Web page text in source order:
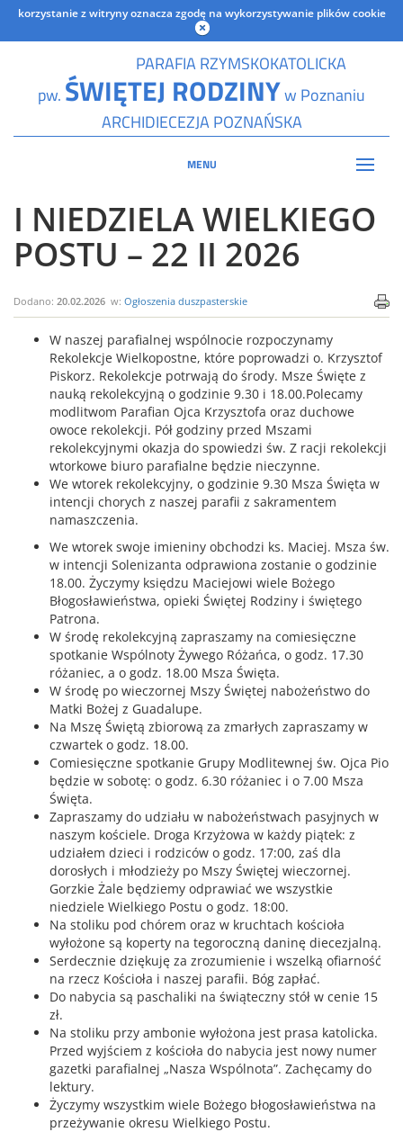
korzystanie z witryny oznacza zgodę na wykorzystywanie plików cookie
PARAFIA RZYMSKOKATOLICKA
pw. ŚWIĘTEJ RODZINYw Poznaniu
ARCHIDIECEZJA POZNAŃSKA
MENU
I NIEDZIELA WIELKIEGO
POSTU – 22 II 2026
Dodano: 20.02.2026 w: Ogłoszenia duszpasterskie
W naszej parafialnej wspólnocie rozpoczynamy
Rekolekcje Wielkopostne, które poprowadzi o. Krzysztof
Piskorz. Rekolekcje potrwają do środy. Msze Święte z
nauką rekolekcyjną o godzinie 9.30 i 18.00.Polecamy
modlitwom Parafian Ojca Krzysztofa oraz duchowe
owoce rekolekcji. Pół godziny przed Mszami
rekolekcyjnymi okazja do spowiedzi św. Z racji rekolekcji
wtorkowe biuro parafialne będzie nieczynne.
We wtorek rekolekcyjny, o godzinie 9.30 Msza Święta w
intencji chorych z naszej parafii z sakramentem
namaszczenia.
We wtorek swoje imieniny obchodzi ks. Maciej. Msza św.
w intencji Solenizanta odprawiona zostanie o godzinie
18.00. Życzymy księdzu Maciejowi wiele Bożego
Błogosławieństwa, opieki Świętej Rodziny i świętego
Patrona.
W środę rekolekcyjną zapraszamy na comiesięczne
spotkanie Wspólnoty Żywego Różańca, o godz. 17.30
różaniec, a o godz. 18.00 Msza Święta.
W środę po wieczornej Mszy Świętej nabożeństwo do
Matki Bożej z Guadalupe.
Na Mszę Świętą zbiorową za zmarłych zapraszamy w
czwartek o godz. 18.00.
Comiesięczne spotkanie Grupy Modlitewnej św. Ojca Pio
będzie w sobotę: o godz. 6.30 różaniec i o 7.00 Msza
Święta.
Zapraszamy do udziału w nabożeństwach pasyjnych w
naszym kościele. Droga Krzyżowa w każdy piątek: z
udziałem dzieci i rodziców o godz. 17:00, zaś dla
dorosłych i młodzieży po Mszy Świętej wieczornej.
Gorzkie Żale będziemy odprawiać we wszystkie
niedziele Wielkiego Postu o godz. 18:00.
Na stoliku pod chórem oraz w kruchtach kościoła
wyłożone są koperty na tegoroczną daninę diecezjalną.
Serdecznie dziękuję za zrozumienie i wszelką ofiarność
na rzecz Kościoła i naszej parafii. Bóg zapłać.
Do nabycia są paschaliki na świąteczny stół w cenie 15
zł.
Na stoliku przy ambonie wyłożona jest prasa katolicka.
Przed wyjściem z kościoła do nabycia jest nowy numer
gazetki parafialnej „Nasza Wspólnota”. Zachęcamy do
lektury.
Życzymy wszystkim wiele Bożego błogosławieństwa na
przeżywanie okresu Wielkiego Postu.